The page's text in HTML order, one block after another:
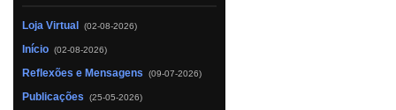
Loja Virtual (02-08-2026)
Início (02-08-2026)
Reflexões e Mensagens (09-07-2026)
Publicações (25-05-2026)